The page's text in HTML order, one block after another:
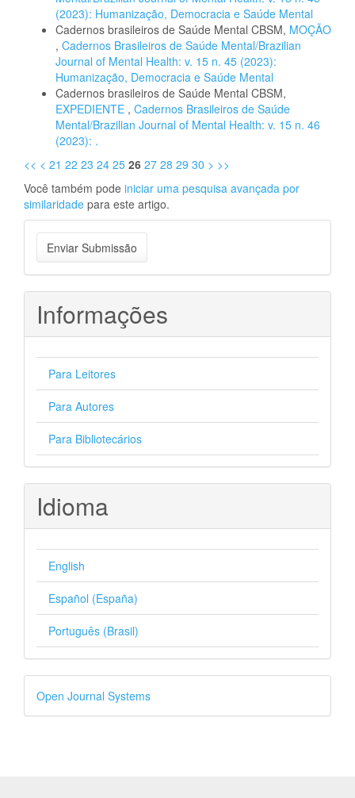
(2023): Humanização, Democracia e Saúde Mental
Cadernos brasileiros de Saúde Mental CBSM, MOÇÃO
, Cadernos Brasileiros de Saúde Mental/Brazilian
Journal of Mental Health: v. 15 n. 45 (2023):
Humanização, Democracia e Saúde Mental
Cadernos brasileiros de Saúde Mental CBSM,
EXPEDIENTE , Cadernos Brasileiros de Saúde
Mental/Brazilian Journal of Mental Health: v. 15 n. 46
(2023): .
<< < 21 22 23 24 25 26 27 28 29 30 > >>
Você também pode iniciar uma pesquisa avançada por
similaridade para este artigo.
Enviar
Submissão
Enviar Submissão
Informações
Para Leitores
Para Autores
Para Bibliotecários
Idioma
English
Español (España)
Português (Brasil)
Desenvolvido
por
Open Journal Systems